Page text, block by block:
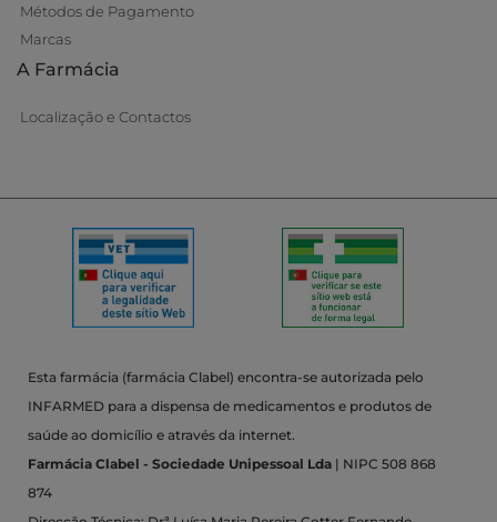
Métodos de Pagamento
Marcas
A Farmácia
Localização e Contactos
Esta farmácia (farmácia Clabel) encontra-se autorizada pelo
INFARMED para a dispensa de medicamentos e produtos de
saúde ao domicílio e através da internet.
Farmácia Clabel - Sociedade Unipessoal Lda | NIPC 508 868
874